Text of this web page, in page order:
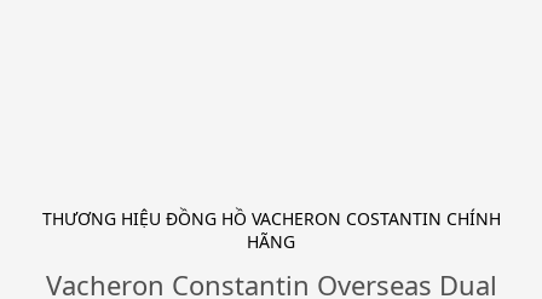
THƯƠNG HIỆU ĐỒNG HỒ VACHERON COSTANTIN CHÍNH
HÃNG
Vacheron Constantin Overseas Dual